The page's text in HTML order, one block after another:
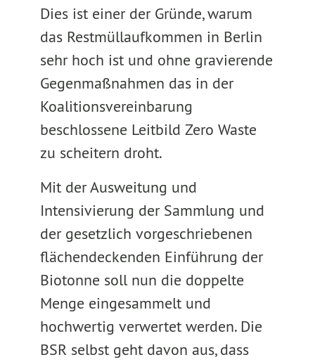
Dies ist einer der Gründe, warum
das Restmüllaufkommen in Berlin
sehr hoch ist und ohne gravierende
Gegenmaßnahmen das in der
Koalitionsvereinbarung
beschlossene Leitbild Zero Waste
zu scheitern droht.
Mit der Ausweitung und
Intensivierung der Sammlung und
der gesetzlich vorgeschriebenen
flächendeckenden Einführung der
Biotonne soll nun die doppelte
Menge eingesammelt und
hochwertig verwertet werden. Die
BSR selbst geht davon aus, dass